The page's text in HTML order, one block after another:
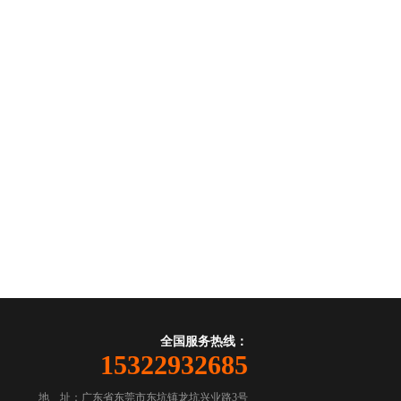
全国服务热线：
15322932685
地 址：广东省东莞市东坑镇龙坑兴业路3号